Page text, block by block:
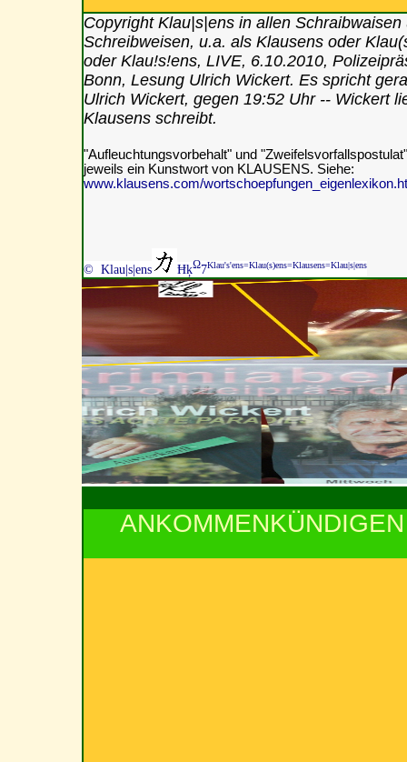
Copyright Klau|s|ens in allen Schraibwaisen
Schreibweisen, u.a. als Klausens oder
oder Klau!s!ens, LIVE, 6.10.2010,
Bonn, Lesung Ulrich Wickert. Es spricht
Ulrich Wickert, gegen 19:52 Uhr -- Wickert
Klausens schreibt.
"Aufleuchtungsvorbehalt" und
jeweils ein Kunstwort von KLAUSENS. Siehe:
www.klausens.com/
© Klau|s|ens ĦķΩ7Klau's'ens=Klau(s)ens=Klausens=Klau|s|ens
ANKOMMENKÜNDIGEN